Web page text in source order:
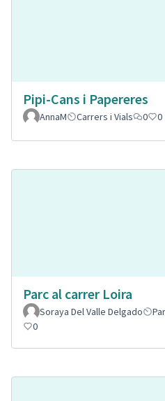
Pipi-Cans i Papereres
AnnaM
Carrers i Vials 0 0
Parc al carrer Loira
Soraya Del Valle Delgado
0